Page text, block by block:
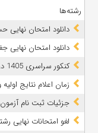
رشته‌ها
دانلود امتحان نهایی حسابان 2 پایه دوازدهم
دانلود امتحان نهایی جغرافیا 3 پایه دوازدهم تیر
کنکور سراسری 1405 در موعد مقرر برگزار می‌شود
زمان اعلام نتایج اولیه
جزئیات ثبت نام آزمون
لغو امتحانات نهایی